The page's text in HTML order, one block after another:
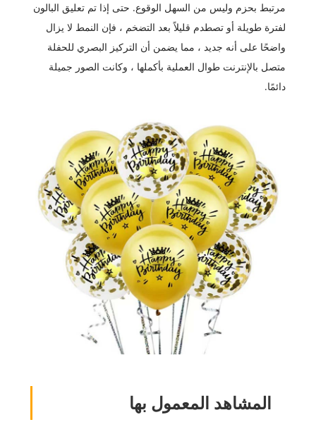
مرتبط بحزم وليس من السهل الوقوع. حتى إذا تم تعليق البالون
لفترة طويلة أو تصطدم قليلاً بعد التضخم ، فإن النمط لا يزال
واضحًا على أنه جديد ، مما يضمن أن التركيز البصري للحفلة
متصل بالإنترنت طوال العملية بأكملها ، وكانت الصور جميلة
دائمًا.
المشاهد المعمول بها